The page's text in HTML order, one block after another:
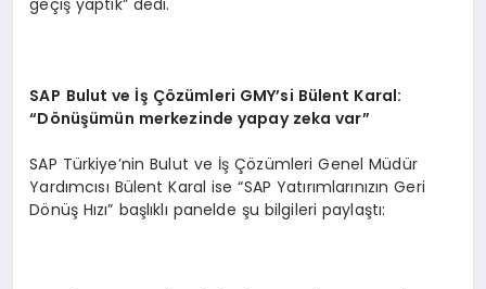
geçiş yaptık” dedi.
SAP Bulut ve İş Çözümleri GMY’si Bülent Karal:
“Dönüşümün merkezinde yapay zeka var”
SAP Türkiye’nin Bulut ve İş Çözümleri Genel Müdür
Yardımcısı Bülent Karal ise “SAP Yatırımlarınızın Geri
Dönüş Hızı” başlıklı panelde şu bilgileri paylaştı: